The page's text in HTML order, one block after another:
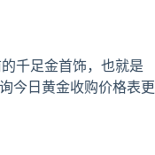
千足金首饰，也就是
今日黄金收购价格表更